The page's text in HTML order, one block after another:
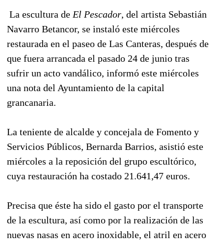
La escultura de El Pescador, del artista Sebastián
Navarro Betancor, se instaló este miércoles
restaurada en el paseo de Las Canteras, después de
que fuera arrancada el pasado 24 de junio tras
sufrir un acto vandálico, informó este miércoles
una nota del Ayuntamiento de la capital
grancanaria.
La teniente de alcalde y concejala de Fomento y
Servicios Públicos, Bernarda Barrios, asistió este
miércoles a la reposición del grupo escultórico,
cuya restauración ha costado 21.641,47 euros.
Precisa que éste ha sido el gasto por el transporte
de la escultura, así como por la realización de las
nuevas nasas en acero inoxidable, el atril en acero